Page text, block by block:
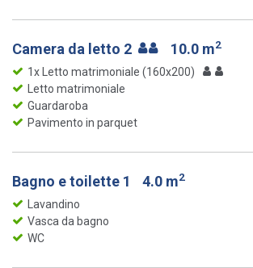
Camera da letto 2 10.0 m2
1x Letto matrimoniale (160x200)
Letto matrimoniale
Guardaroba
Pavimento in parquet
Bagno e toilette 1 4.0 m2
Lavandino
Vasca da bagno
WC